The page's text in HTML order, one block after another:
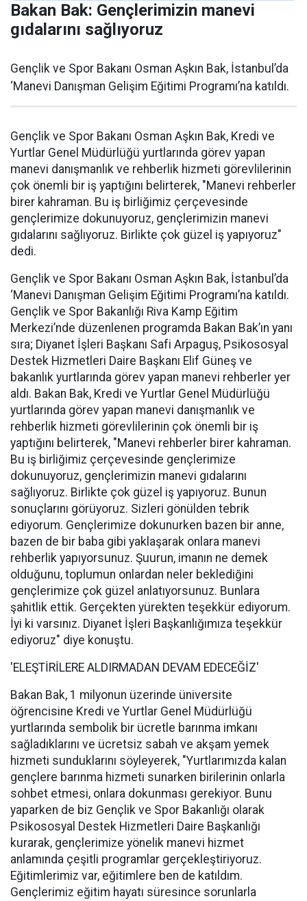
Bakan Bak: Gençlerimizin manevi
gıdalarını sağlıyoruz
Gençlik ve Spor Bakanı Osman Aşkın Bak, İstanbul’da
‘Manevi Danışman Gelişim Eğitimi Programı’na katıldı.
Gençlik ve Spor Bakanı Osman Aşkın Bak, Kredi ve
Yurtlar Genel Müdürlüğü yurtlarında görev yapan
manevi danışmanlık ve rehberlik hizmeti görevlilerinin
çok önemli bir iş yaptığını belirterek, "Manevi rehberler
birer kahraman. Bu iş birliğimiz çerçevesinde
gençlerimize dokunuyoruz, gençlerimizin manevi
gıdalarını sağlıyoruz. Birlikte çok güzel iş yapıyoruz"
dedi.
Gençlik ve Spor Bakanı Osman Aşkın Bak, İstanbul’da
‘Manevi Danışman Gelişim Eğitimi Programı’na katıldı.
Gençlik ve Spor Bakanlığı Riva Kamp Eğitim
Merkezi’nde düzenlenen programda Bakan Bak’ın yanı
sıra; Diyanet İşleri Başkanı Safi Arpaguş, Psikososyal
Destek Hizmetleri Daire Başkanı Elif Güneş ve
bakanlık yurtlarında görev yapan manevi rehberler yer
aldı. Bakan Bak, Kredi ve Yurtlar Genel Müdürlüğü
yurtlarında görev yapan manevi danışmanlık ve
rehberlik hizmeti görevlilerinin çok önemli bir iş
yaptığını belirterek, "Manevi rehberler birer kahraman.
Bu iş birliğimiz çerçevesinde gençlerimize
dokunuyoruz, gençlerimizin manevi gıdalarını
sağlıyoruz. Birlikte çok güzel iş yapıyoruz. Bunun
sonuçlarını görüyoruz. Sizleri gönülden tebrik
ediyorum. Gençlerimize dokunurken bazen bir anne,
bazen de bir baba gibi yaklaşarak onlara manevi
rehberlik yapıyorsunuz. Şuurun, imanın ne demek
olduğunu, toplumun onlardan neler beklediğini
gençlerimize çok güzel anlatıyorsunuz. Bunlara
şahitlik ettik. Gerçekten yürekten teşekkür ediyorum.
İyi ki varsınız. Diyanet İşleri Başkanlığımıza teşekkür
ediyoruz" diye konuştu.
'ELEŞTİRİLERE ALDIRMADAN DEVAM EDECEĞİZ'
Bakan Bak, 1 milyonun üzerinde üniversite
öğrencisine Kredi ve Yurtlar Genel Müdürlüğü
yurtlarında sembolik bir ücretle barınma imkanı
sağladıklarını ve ücretsiz sabah ve akşam yemek
hizmeti sunduklarını söyleyerek, "Yurtlarımızda kalan
gençlere barınma hizmeti sunarken birilerinin onlarla
sohbet etmesi, onlara dokunması gerekiyor. Bunu
yaparken de biz Gençlik ve Spor Bakanlığı olarak
Psikososyal Destek Hizmetleri Daire Başkanlığı
kurarak, gençlerimize yönelik manevi hizmet
anlamında çeşitli programlar gerçekleştiriyoruz.
Eğitimlerimiz var, eğitimlere ben de katıldım.
Gençlerimiz eğitim hayatı süresince sorunlarla